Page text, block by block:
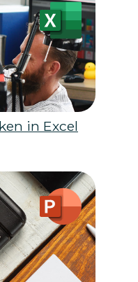
in Excel